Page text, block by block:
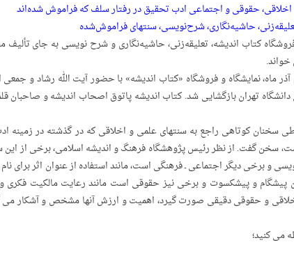
حقوقی و اجتماعی ادب تحقیق در رفتار سلف که فراموش شده‌اند
حاشیه‌نگاری، شرح‌نویسی، سنت­های فراموش‌شده
فروشگاه کتاب اندیشه، تعلیقه‌زنی، حاشیه‌نگاری و شرح ­نویسی به جای
ماه، نمایشگاه و فروشگاه «کتاب اندیشه» با حضور آیت الله رشاد و
تهران بازگشایی شد. کتاب اندیشه پاتوق اصحاب اندیشه و صاحبان
سخنان کوتاهی راجع به سنت­های علمی و اخلاقی که در گذشته در زمینه­
است، سخن گفت. از نظر رئیس پژوهشگاه فرهنگ و اندیشه اسلامی، برخی از
و برخی دیگر اجتماعی ـ فرهنگی است، مانند استفاده از عنوان اثر برای
پیشگام و پیشکسوت و برخی نیز حقوقی است مانند رعایت مالکیت فکری و
و حقوقی دقیقی صورت گیرد، اهمیت و ارزش آنها مشخص و آشکار می
می­ کنید؛